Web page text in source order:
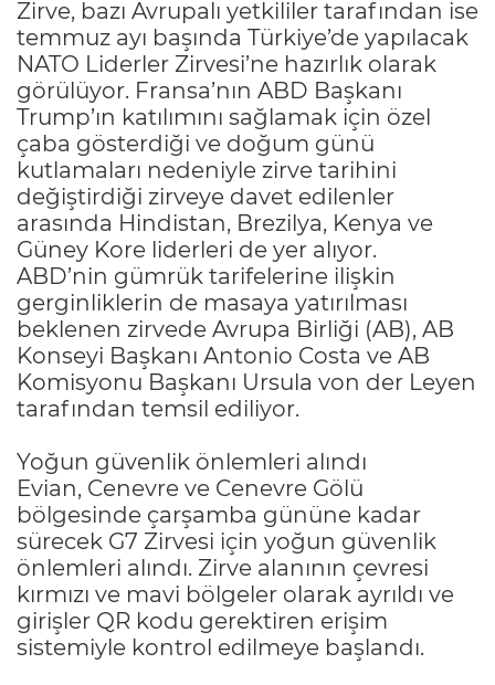
Zirve, bazı Avrupalı yetkililer tarafından ise
temmuz ayı başında Türkiye’de yapılacak
NATO Liderler Zirvesi’ne hazırlık olarak
görülüyor. Fransa’nın ABD Başkanı
Trump’ın katılımını sağlamak için özel
çaba gösterdiği ve doğum günü
kutlamaları nedeniyle zirve tarihini
değiştirdiği zirveye davet edilenler
arasında Hindistan, Brezilya, Kenya ve
Güney Kore liderleri de yer alıyor.
ABD’nin gümrük tarifelerine ilişkin
gerginliklerin de masaya yatırılması
beklenen zirvede Avrupa Birliği (AB), AB
Konseyi Başkanı Antonio Costa ve AB
Komisyonu Başkanı Ursula von der Leyen
tarafından temsil ediliyor.
Yoğun güvenlik önlemleri alındı
Evian, Cenevre ve Cenevre Gölü
bölgesinde çarşamba gününe kadar
sürecek G7 Zirvesi için yoğun güvenlik
önlemleri alındı. Zirve alanının çevresi
kırmızı ve mavi bölgeler olarak ayrıldı ve
girişler QR kodu gerektiren erişim
sistemiyle kontrol edilmeye başlandı.